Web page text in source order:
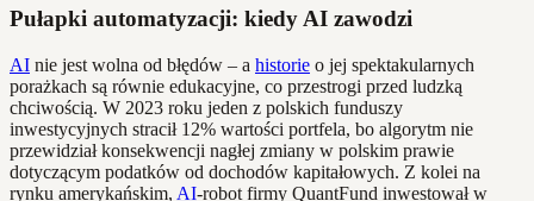
Pułapki automatyzacji: kiedy AI zawodzi
AI nie jest wolna od błędów – a historie o jej spektakularnych
porażkach są równie edukacyjne, co przestrogi przed ludzką
chciwością. W 2023 roku jeden z polskich funduszy
inwestycyjnych stracił 12% wartości portfela, bo algorytm nie
przewidział konsekwencji nagłej zmiany w polskim prawie
dotyczącym podatków od dochodów kapitałowych. Z kolei na
rynku amerykańskim, AI-robot firmy QuantFund inwestował w